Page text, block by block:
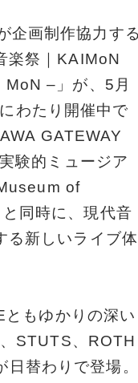
企画制作協力す
楽祭｜KAIMoN
–」が、5月
わたり開催中で
GATEWAY
験的ミュージア
of
同時に、現代音
る新しいライブ体
ともゆかりの深い
STUTS、ROTH
日替わりで登場。